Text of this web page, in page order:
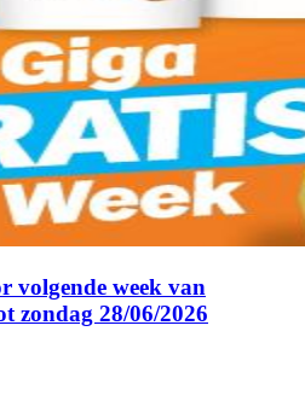
volgende week van
zondag 28/06/2026